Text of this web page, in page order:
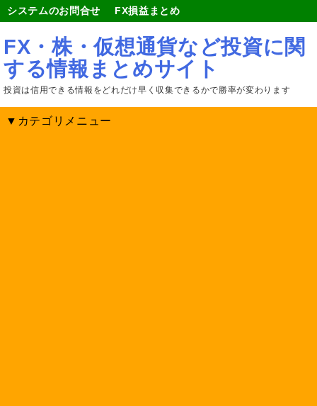
システムのお問合せ FX損益まとめ
FX・株・仮想通貨など投資に関
する情報まとめサイト
投資は信用できる情報をどれだけ早く収集できるかで勝率が変わります
▼カテゴリメニュー